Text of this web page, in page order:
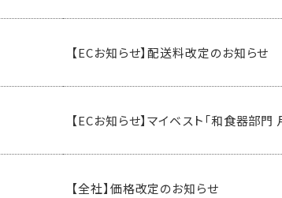
【ECお知らせ】配送料改定のお知らせ
【ECお知らせ】マイベスト「和食器部
【全社】価格改定のお知らせ